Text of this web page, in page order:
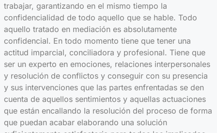
trabajar, garantizando en el mismo tiempo la
confidencialidad de todo aquello que se hable. Todo
aquello tratado en mediación es absolutamente
confidencial. En todo momento tiene que tener una
actitud imparcial, conciliadora y profesional. Tiene que
ser un experto en emociones, relaciones interpersonales
y resolución de conflictos y conseguir con su presencia
y sus intervenciones que las partes enfrentadas se den
cuenta de aquellos sentimientos y aquellas actuaciones
que están encallando la resolución del proceso de forma
que puedan acabar elaborando una solución